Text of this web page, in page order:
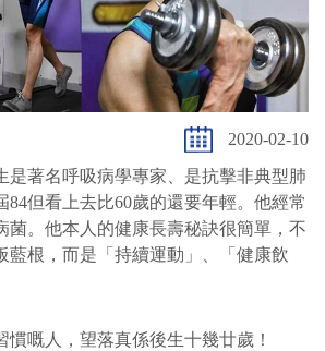
2020-02-10
是著名呼吸病學專家、是抗擊非典型肺
84但看上去比60歲的還要年輕。他經常
菌。他本人的健康長壽秘訣很簡單，不
藍根，而是「持續運動」、「健康飲
慣嘅人，望落真係後生十幾廿歲！